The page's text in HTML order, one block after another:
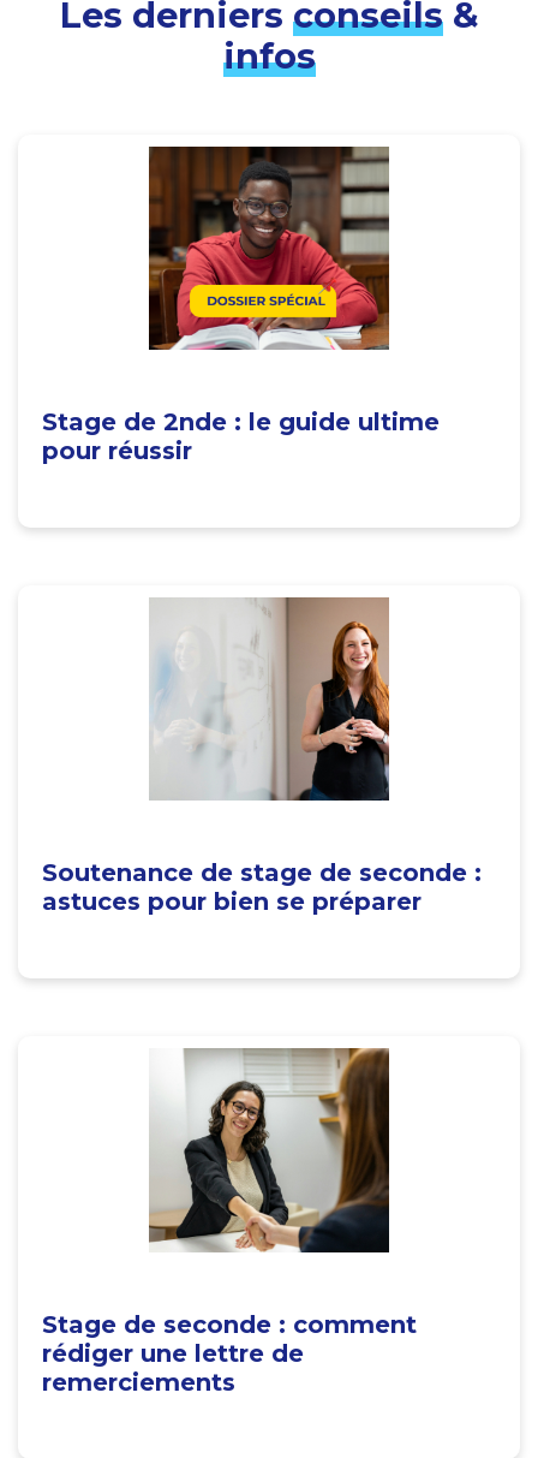
Les derniers conseils&
infos
Stage de 2nde : le guide ultime
pour réussir
Soutenance de stage de seconde :
astuces pour bien se préparer
Stage de seconde : comment
rédiger une lettre de
remerciements